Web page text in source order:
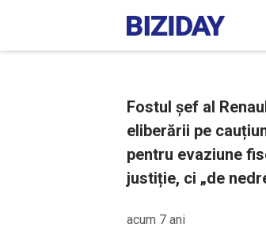
Fostul șef al
eliberării pe
pentru evaziune
justiție, ci „de
acum 7 ani